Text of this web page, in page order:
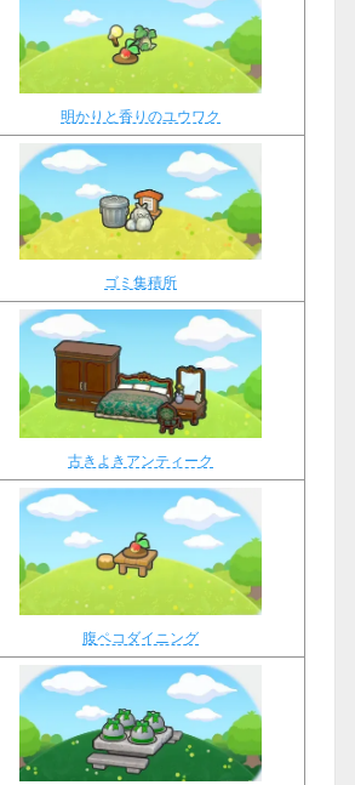
明かりと香りのユウワク
ゴミ集積所
古きよきアンティーク
腹ペコダイニング